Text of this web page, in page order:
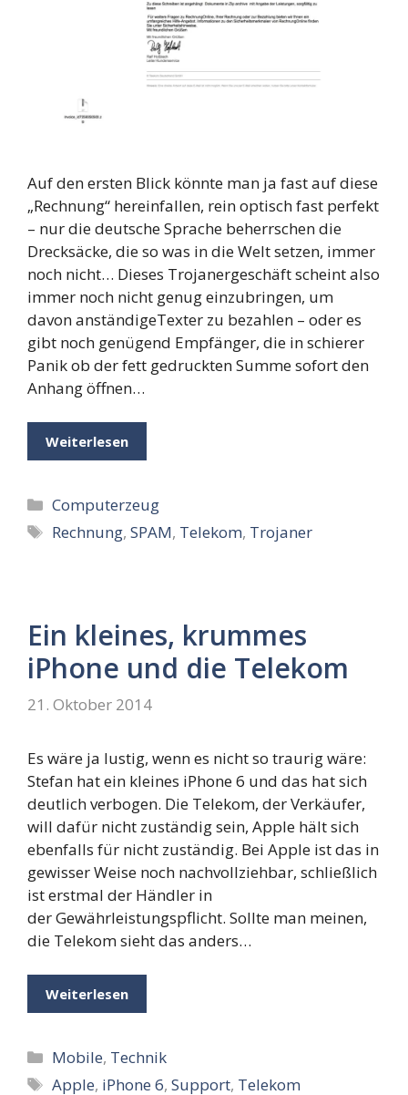
Auf den ersten Blick könnte man ja fast auf diese
„Rechnung“ hereinfallen, rein optisch fast perfekt
– nur die deutsche Sprache beherrschen die
Drecksäcke, die so was in die Welt setzen, immer
noch nicht… Dieses Trojanergeschäft scheint also
immer noch nicht genug einzubringen, um
davon anständigeTexter zu bezahlen – oder es
gibt noch genügend Empfänger, die in schierer
Panik ob der fett gedruckten Summe sofort den
Anhang öffnen…
Weiterlesen
Kategorien
Computerzeug
Schlagwörter
Rechnung,SPAM, Telekom, Trojaner
Ein kleines, krummes
iPhone und die Telekom
21. Oktober 2014
Es wäre ja lustig, wenn es nicht so traurig wäre:
Stefan hat ein kleines iPhone 6 und das hat sich
deutlich verbogen. Die Telekom, der Verkäufer,
will dafür nicht zuständig sein, Apple hält sich
ebenfalls für nicht zuständig. Bei Apple ist das in
gewisser Weise noch nachvollziehbar, schließlich
ist erstmal der Händler in
der Gewährleistungspflicht. Sollte man meinen,
die Telekom sieht das anders…
Weiterlesen
Kategorien
Mobile, Technik
Schlagwörter
Apple, iPhone 6,Support, Telekom